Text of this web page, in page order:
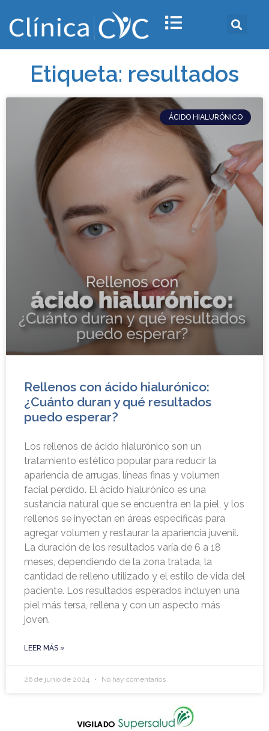
Etiqueta: resultados
ÁCIDO HIALURÓNICO
Rellenos con ácido hialurónico:
¿Cuánto duran y qué resultados
puedo esperar?
Los rellenos de ácido hialurónico son un
tratamiento estético popular para reducir la
apariencia de arrugas, líneas finas y volumen
facial perdido. El ácido hialurónico es una
sustancia natural que se encuentra en la piel, y los
rellenos se inyectan en áreas específicas para
agregar volumen y restaurar la apariencia juvenil.
La duración de los resultados varía de 6 a 18
meses, dependiendo de la zona tratada, la
cantidad de relleno utilizado y el estilo de vida del
paciente. Los resultados esperados incluyen una
piel más tersa, rellena y con un aspecto más
joven.
LEER MÁS »
26 de junio de 2024 No hay comentarios